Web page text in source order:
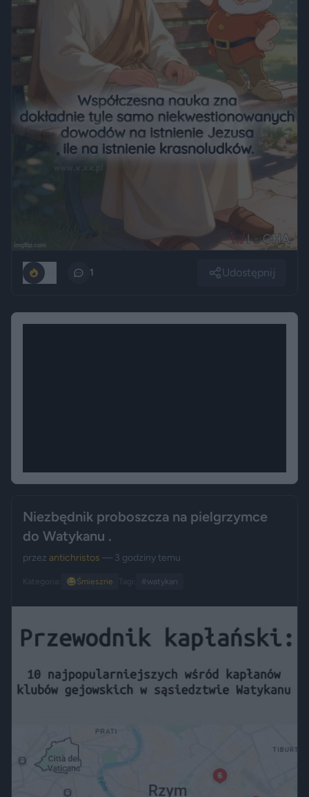
1 Udostępnij
Niezbędnik proboszcza na pielgrzymce
do Watykanu .
przez antichristos — 3 godziny temu
Kategoria: 😂Śmieszne Tagi: #watykan